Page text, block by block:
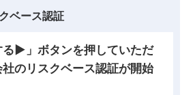
ベース認証
る▶」ボタンを押していただ
社のリスクベース認証が開始